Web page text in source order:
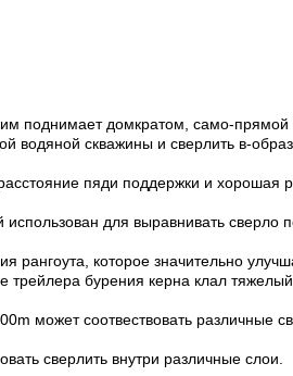
поднимает домкратом, само-прямой
водяной скважины и сверлить в-
пяди поддержки и хорошая
для выравнивать сверло
рангоута, которое значительно
трейлера бурения керна клал
может соотвествовать различные
сверлить внутри различные слои.